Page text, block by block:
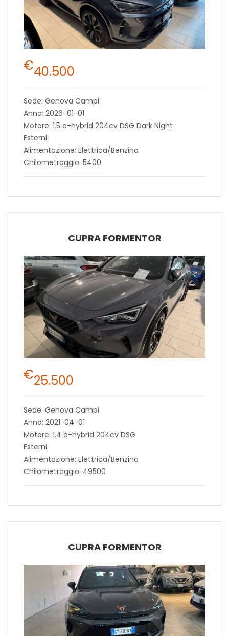
€40.500
Sede: Genova Campi
Anno: 2026-01-01
Motore: 1.5 e-hybrid 204cv DSG Dark Night
Esterni:
Alimentazione: Elettrica/Benzina
Chilometraggio: 5400
CUPRA FORMENTOR
€25.500
Sede: Genova Campi
Anno: 2021-04-01
Motore: 1.4 e-hybrid 204cv DSG
Esterni:
Alimentazione: Elettrica/Benzina
Chilometraggio: 49500
CUPRA FORMENTOR